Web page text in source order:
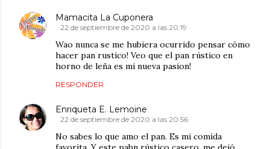
Mamacita La Cuponera
22 de septiembre de 2020 a las 20:19
Wao nunca se me hubiera ocurrido pensar cómo
hacer pan rustico! Veo que el pan rústico en
horno de leña es mi nueva pasion!
RESPONDER
Enriqueta E. Lemoine
22 de septiembre de 2020 a las 20:56
No sabes lo que amo el pan. Es mi comida